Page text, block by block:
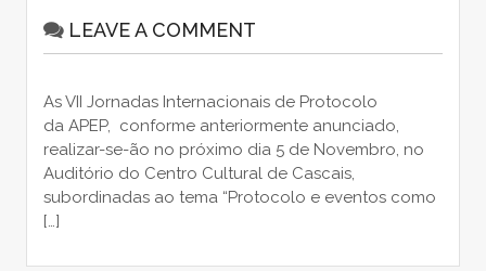
LEAVE A COMMENT
As VII Jornadas Internacionais de Protocolo
da APEP, conforme anteriormente anunciado,
realizar-se-ão no próximo dia 5 de Novembro, no
Auditório do Centro Cultural de Cascais,
subordinadas ao tema “Protocolo e eventos como
[…]